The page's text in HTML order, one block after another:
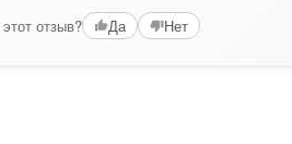
отзыв? Да Нет